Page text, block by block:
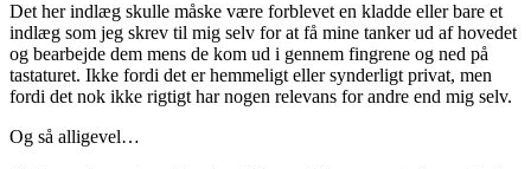
Det her indlæg skulle måske være forblevet en kladde eller bare et
indlæg som jeg skrev til mig selv for at få mine tanker ud af hovedet
og bearbejde dem mens de kom ud i gennem fingrene og ned på
tastaturet. Ikke fordi det er hemmeligt eller synderligt privat, men
fordi det nok ikke rigtigt har nogen relevans for andre end mig selv.
Og så alligevel…